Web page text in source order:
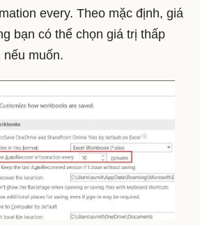
every. Theo mặc định, giá
bạn có thể chọn giá trị thấp
muốn.